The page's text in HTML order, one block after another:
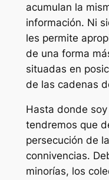
acumulan la
información. Ni
les permite
de una forma
situadas en
de las cadenas
Hasta donde
tendremos que
persecución de
connivencias.
minorías, los